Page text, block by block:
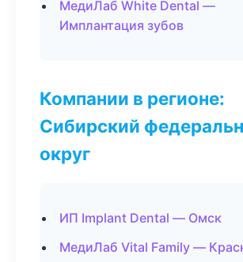
МедиЛаб White Dental —
Имплантация зубов
Компании в регионе:
Сибирский
округ
ИП Implant Dental — Омск
МедиЛаб Vital Family —